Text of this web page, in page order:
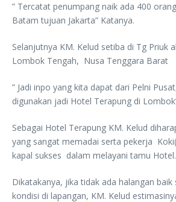
” Tercatat penumpang naik ada 400
Batam tujuan Jakarta” Katanya.
Selanjutnya KM. Kelud setiba di Tg Priuk
Lombok Tengah, Nusa Tenggara Barat
” Jadi inpo yang kita dapat dari Pelni
digunakan jadi Hotel Terapung di
Sebagai Hotel Terapung KM. Kelud
yang sangat memadai serta pekerja
kapal sukses dalam melayani tamu Hotel.
Dikatakanya, jika tidak ada halangan baik
kondisi di lapangan, KM. Kelud